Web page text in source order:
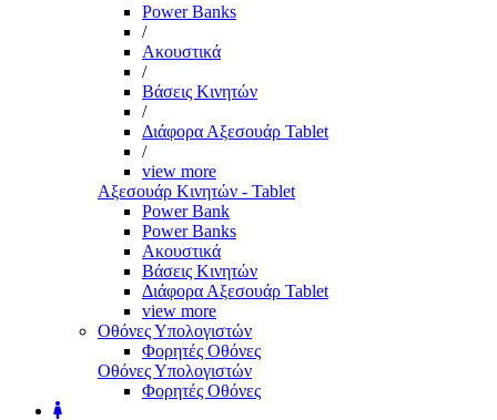
Power Banks
/
Ακουστικά
/
Βάσεις Κινητών
/
Διάφορα Αξεσουάρ Tablet
/
view more
Αξεσουάρ Κινητών - Tablet
Power Bank
Power Banks
Ακουστικά
Βάσεις Κινητών
Διάφορα Αξεσουάρ Tablet
view more
Οθόνες Υπολογιστών
Φορητές Οθόνες
Οθόνες Υπολογιστών
Φορητές Οθόνες